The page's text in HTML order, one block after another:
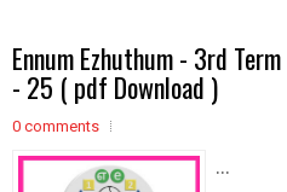
Ennum Ezhuthum - 3rd
- 25 ( pdf Download )
0 comments
...